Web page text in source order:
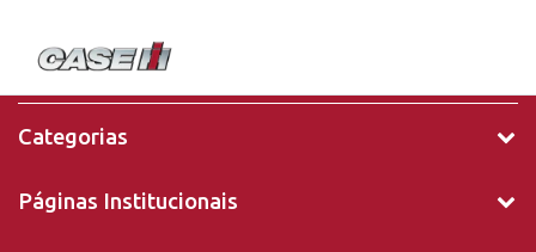
Categorias
Páginas Institucionais